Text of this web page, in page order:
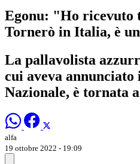
Egonu: "Ho ricevuto
Tornerò in Italia, è
La pallavolista
cui aveva
Nazionale, è tornata
alfa
19 ottobre 2022 - 19:09